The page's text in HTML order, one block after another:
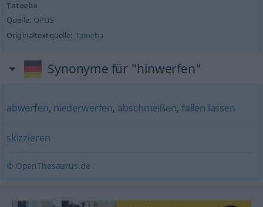
Tatoeba
Quelle: OPUS
Originaltextquelle: Tatoeba
Synonyme für "hinwerfen"
abwerfen, niederwerfen, abschmeißen, fallen lassen
skizzieren
© OpenThesaurus.de